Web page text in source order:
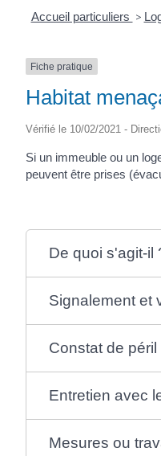
Accueil particuliers >
Fiche pratique
Habitat
Vérifié le 10/02/2021 -
Si un immeuble ou un
peuvent être prises
De quoi s'agit-il
Signalement et
Constat de péril
Entretien avec
Mesures ou